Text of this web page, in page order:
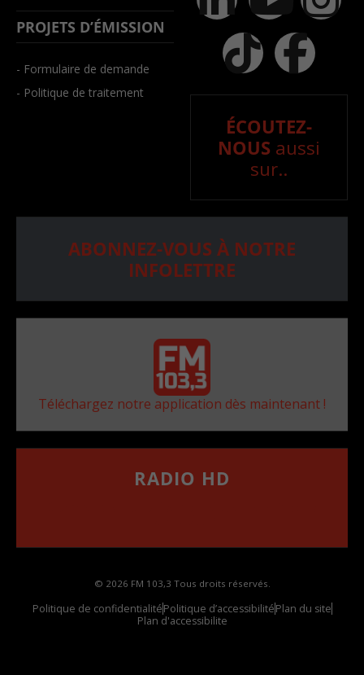
PROJETS D’ÉMISSION
- Formulaire de demande
- Politique de traitement
ÉCOUTEZ-
NOUS aussi
sur..
ABONNEZ-VOUS À NOTRE
INFOLETTRE
Téléchargez notre application dès maintenant !
RADIO HD
© 2026 FM 103,3 Tous droits réservés.
Politique de confidentialitéPolitique d’accessibilitéPlan du site
Plan d'accessibilite